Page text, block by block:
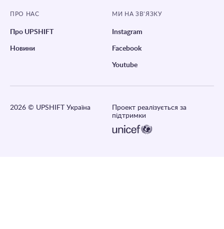
ПРО НАС
Про UPSHIFT
Новини
МИ НА ЗВ’ЯЗКУ
Instagram
Facebook
Youtube
2026 © UPSHIFT Україна
Проект реалізується за
підтримки